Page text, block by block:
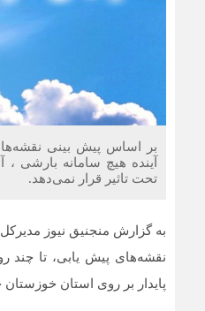
بر اساس پیش بینی
آینده هیچ سامانه بارشی
تحت تاثیر قرار نمی‌دهد.
به گزارش منجنیق نیوز
نقشه‌های پیش یابی، تا چند
پایدار بر روی استان